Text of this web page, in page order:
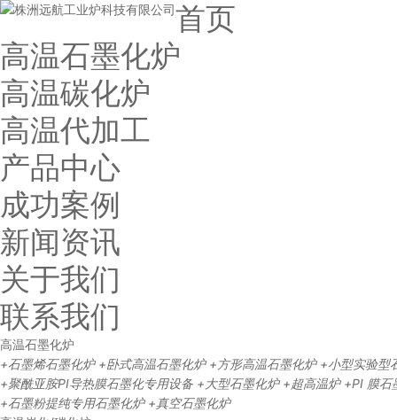
首页
高温石墨化炉
高温碳化炉
高温代加工
产品中心
成功案例
新闻资讯
关于我们
联系我们
高温石墨化炉
+石墨烯石墨化炉 +卧式高温石墨化炉 +方形高温石墨化炉 +小型实验型
+聚酰亚胺PI导热膜石墨化专用设备 +大型石墨化炉 +超高温炉 +PI 膜石
+石墨粉提纯专用石墨化炉 +真空石墨化炉